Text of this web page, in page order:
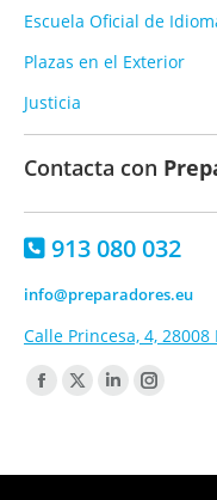
Escuela Oficial de
Plazas en el Exterior
Justicia
Contacta con
913 080 032
info@preparadores.eu
Calle Princesa, 4,
Encuéntranos en:
Facebook
X
LinkedinInstagram